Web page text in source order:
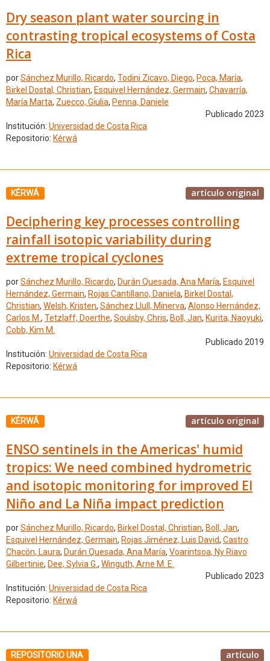
Dry season plant water sourcing in
contrasting tropical ecosystems of Costa
Rica
porSánchez Murillo, Ricardo, Todini Zicavo, Diego, Poca, María,
Birkel Dostal, Christian, Esquivel Hernández, Germain, Chavarría,
María Marta, Zuecco, Giulia, Penna, Daniele
Publicado 2023
Institución: Universidad de Costa Rica
Repositorio: Kérwá
KÉRWÁ artículo original
Deciphering key processes controlling
rainfall isotopic variability during
extreme tropical cyclones
porSánchez Murillo, Ricardo, Durán Quesada, Ana María, Esquivel
Hernández, Germain, Rojas Cantillano, Daniela, Birkel Dostal,
Christian, Welsh, Kristen, Sánchez Llull, Minerva, Alonso Hernández,
Carlos M., Tetzlaff, Doerthe, Soulsby, Chris, Boll, Jan, Kurita, Naoyuki,
Cobb, Kim M.
Publicado 2019
Institución: Universidad de Costa Rica
Repositorio: Kérwá
KÉRWÁ artículo original
ENSO sentinels in the Americas' humid
tropics: We need combined hydrometric
and isotopic monitoring for improved El
Niño and La Niña impact prediction
porSánchez Murillo, Ricardo, Birkel Dostal, Christian, Boll, Jan,
Esquivel Hernández, Germain, Rojas Jiménez, Luis David, Castro
Chacón, Laura, Durán Quesada, Ana María, Voarintsoa, Ny Riavo
Gilbertinie, Dee, Sylvia G., Winguth, Arne M. E.
Publicado 2023
Institución: Universidad de Costa Rica
Repositorio: Kérwá
REPOSITORIO UNA artículo